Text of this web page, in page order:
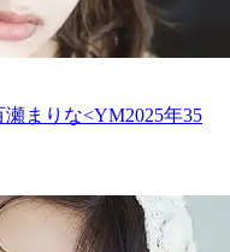
まりな<YM2025年35